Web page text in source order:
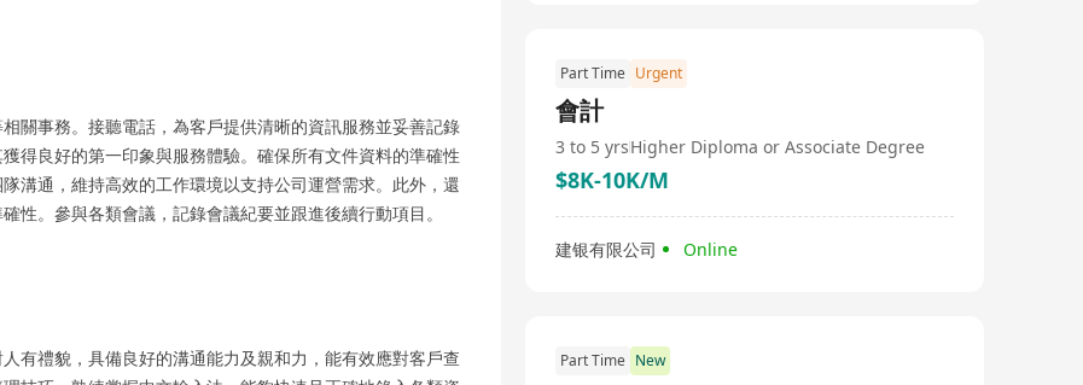
關事務。接聽電話，為客戶提供清晰的資訊服務並妥善記錄
得良好的第一印象與服務體驗。確保所有文件資料的準確性
溝通，維持高效的工作環境以支持公司運營需求。此外，還
性。參與各類會議，記錄會議紀要並跟進後續行動項目。
有禮貌，具備良好的溝通能力及親和力，能有效應對客戶查
Part Time Urgent
會計
3 to 5 yrsHigher Diploma or Associate Degree
$8K-10K/M
建银有限公司 Online
Part Time New